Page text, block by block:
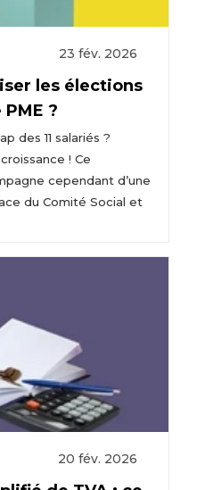
23 fév. 2026
les élections
?
des 11 salariés ?
! Ce
cependant d’une
du Comité Social et
20 fév. 2026